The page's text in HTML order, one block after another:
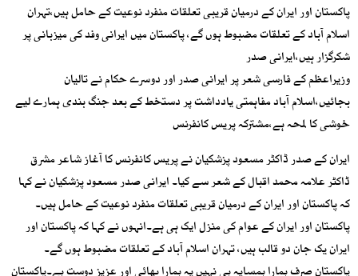
پاکستان اور ایران کے درمیان قریبی تعلقات منفرد نوعیت کے حامل ہیں،تہران
اسلام آباد کے تعلقات مضبوط ہوں گے، پاکستان میں ایرانی وفد کی میزبانی پر
شکرگزار ہیں،ایرانی صدر
وزیراعظم کے فارسی شعر پر ایرانی صدر اور دوسرے حکام نے تالیان
بجائیں،اسلام آباد مفاہمتی یادداشت پر دستخط کے بعد جنگ بندی ہمارے لیے
خوشی کا لمحہ ہے،مشترکہ پریس کانفرنس
ایران کے صدر ڈاکٹر مسعود پزشکیان نے پریس کانفرنس کا آغاز شاعر مشرق
ڈاکٹر علامہ محمد اقبال کے شعر سے کیا۔ ایرانی صدر مسعود پزشکیان نے کہا
کہ پاکستان اور ایران کے درمیان قریبی تعلقات منفرد نوعیت کے حامل ہیں۔
پاکستان اور ایران کے عوام کی منزل ایک ہی ہے۔انہوں نے کہا کہ پاکستان اور
ایران یک جان دو قالب ہیں، تہران اسلام آباد کے تعلقات مضبوط ہوں گے۔